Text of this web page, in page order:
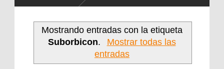
Mostrando entradas con la etiqueta
Suborbicon.
Mostrar todas las
entradas